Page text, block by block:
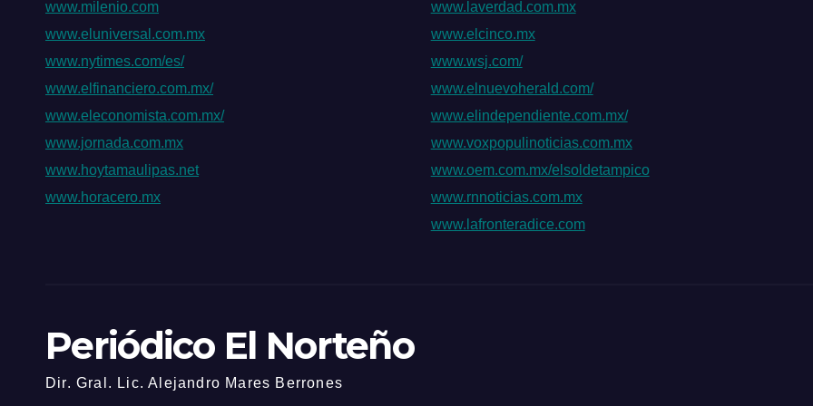
www.milenio.com
www.eluniversal.com.mx
www.nytimes.com/es/
www.elfinanciero.com.mx/
www.eleconomista.com.mx/
www.jornada.com.mx
www.hoytamaulipas.net
www.horacero.mx
www.laverdad.com.mx
www.elcinco.mx
www.wsj.com/
www.elnuevoherald.com/
www.elindependiente.com.mx/
www.voxpopulinoticias.com.mx
www.oem.com.mx/elsoldetampico
www.rnnoticias.com.mx
www.lafronteradice.com
Periódico El Norteño
Dir. Gral. Lic. Alejandro Mares Berrones